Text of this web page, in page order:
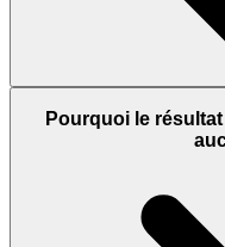
Pourquoi le